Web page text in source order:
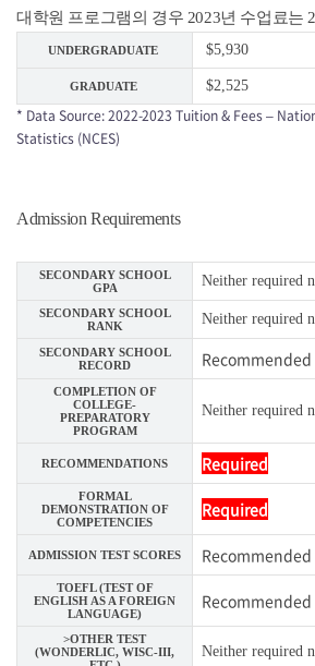
대학원 프로그램의 경우 2023년 수업료는
UNDERGRADUATE $5,930
GRADUATE $2,525
* Data Source: 2022-2023 Tuition & Fees –
Statistics (NCES)
Admission Requirements
SECONDARY SCHOOL
GPA
Neither required
SECONDARY SCHOOL
RANK
Neither required
SECONDARY SCHOOL
RECORD
Recommended
COMPLETION OF
COLLEGE-
PREPARATORY
PROGRAM
Neither required
RECOMMENDATIONS Required
FORMAL
DEMONSTRATION OF
COMPETENCIES
Required
ADMISSION TEST SCORES Recommended
TOEFL (TEST OF
ENGLISH AS A FOREIGN
LANGUAGE)
Recommended
>OTHER TEST
(WONDERLIC, WISC-III,
Neither required